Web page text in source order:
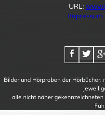
URL:
Impressum
Bilder und Hörproben der
alle nicht näher